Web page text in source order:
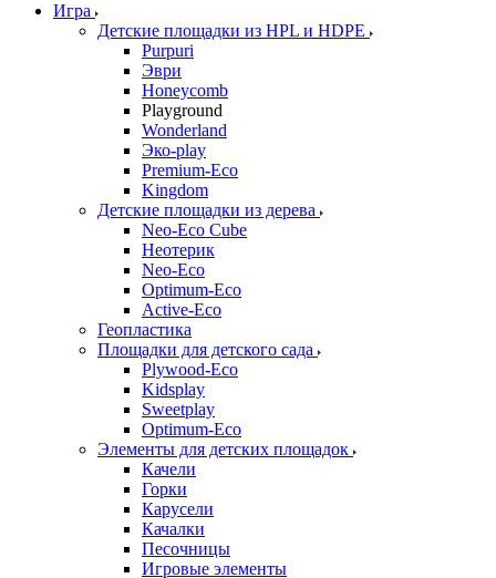
Игра
Детские площадки из HPL и HDPE
Purpuri
Эври
Honeycomb
Playground
Wonderland
Эко-play
Premium-Eco
Kingdom
Детские площадки из дерева
Neo-Eco Cube
Неотерик
Neo-Eco
Оptimum-Еco
Active-Eco
Геопластика
Площадки для детского сада
Plywood-Eco
Kidsplay
Sweetplay
Оptimum-Еco
Элементы для детских площадок
Качели
Горки
Карусели
Качалки
Песочницы
Игровые элементы